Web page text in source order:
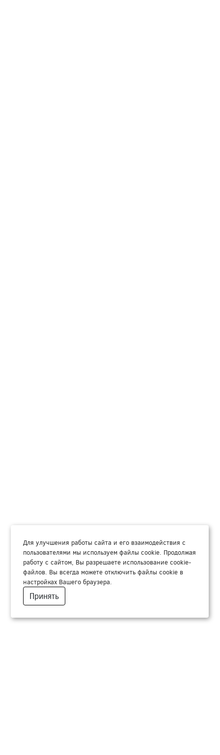
Для улучшения работы сайта и его взаимодействия с
пользователями мы используем файлы cookie. Продолжая
работу с сайтом, Вы разрешаете использование cookie-
файлов. Вы всегда можете отключить файлы cookie в
настройках Вашего браузера.
Принять